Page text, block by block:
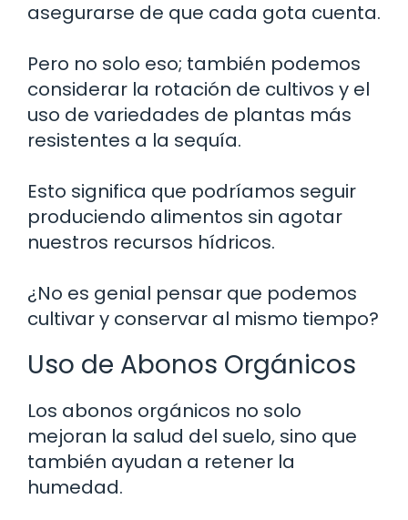
asegurarse de que cada gota cuenta.
Pero no solo eso; también podemos
considerar la rotación de cultivos y el
uso de variedades de plantas más
resistentes a la sequía.
Esto significa que podríamos seguir
produciendo alimentos sin agotar
nuestros recursos hídricos.
¿No es genial pensar que podemos
cultivar y conservar al mismo tiempo?
Uso de Abonos Orgánicos
Los abonos orgánicos no solo
mejoran la salud del suelo, sino que
también ayudan a retener la
humedad.